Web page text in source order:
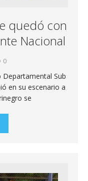
quedó con
Nacional
0
Sub
en su escenario a
se